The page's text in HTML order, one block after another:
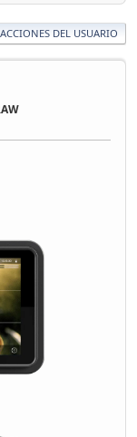
ACCIONES DEL USUARIO